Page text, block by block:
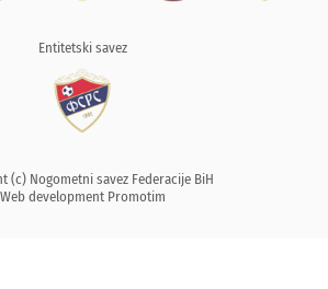
Entitetski savez
(c) Nogometni savez Federacije BiH
Web development Promotim